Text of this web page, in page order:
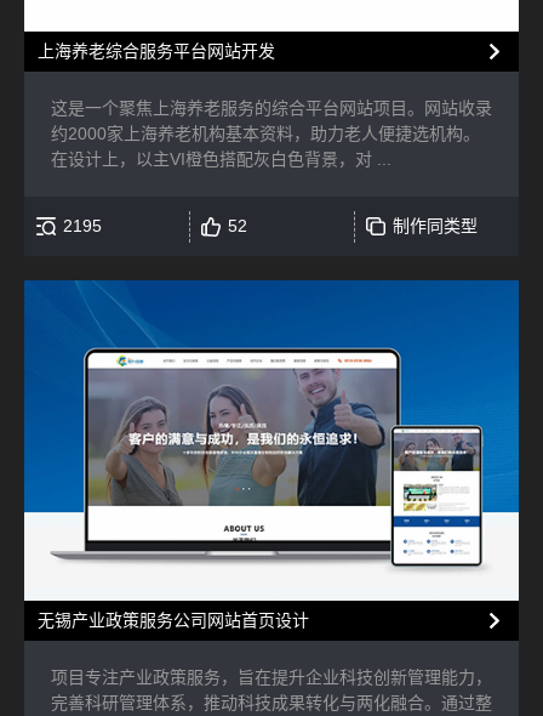
上海养老综合服务平台网站开发
这是一个聚焦上海养老服务的综合平台网站项目。网站收录
约2000家上海养老机构基本资料，助力老人便捷选机构。
在设计上，以主VI橙色搭配灰白色背景，对 ...
2195 52 制作同类型
无锡产业政策服务公司网站首页设计
项目专注产业政策服务，旨在提升企业科技创新管理能力，
完善科研管理体系，推动科技成果转化与两化融合。通过整